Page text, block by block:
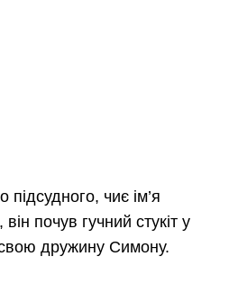
чиє ім’я
почув гучний стукіт у
свою дружину Симону.